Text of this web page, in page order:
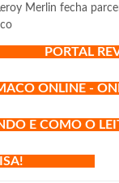
Merlin fecha
PORTAL
ONLINE -
E COMO O